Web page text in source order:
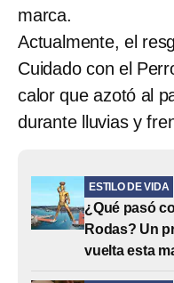
marca.
Actualmente, el
Cuidado con el
calor que azotó al
durante lluvias y
ESTILO DE VIDA
¿Qué pasó
Rodas? Un
vuelta esta